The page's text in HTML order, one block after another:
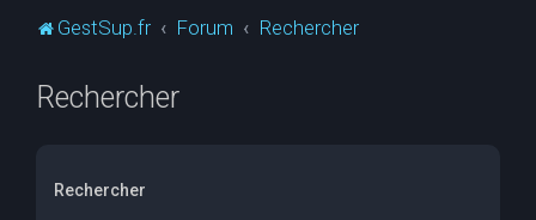
GestSup.fr Forum Rechercher
Rechercher
Rechercher